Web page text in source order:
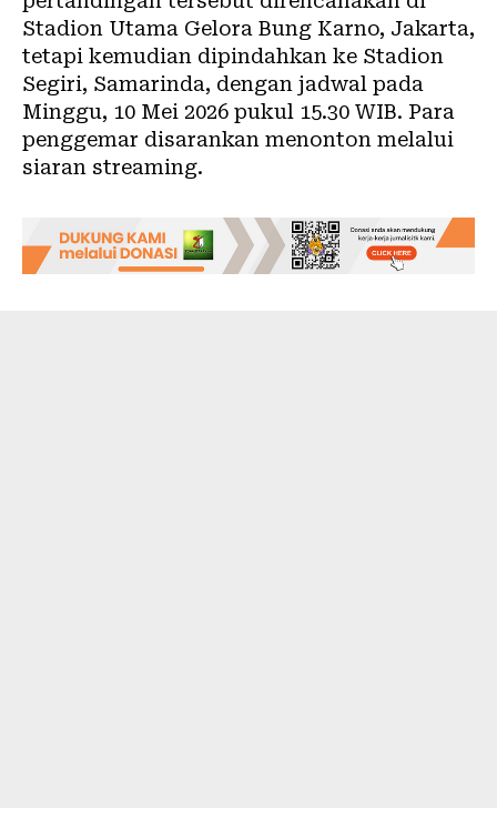
Stadion Utama Gelora Bung Karno, Jakarta,
tetapi kemudian dipindahkan ke Stadion
Segiri, Samarinda, dengan jadwal pada
Minggu, 10 Mei 2026 pukul 15.30 WIB. Para
penggemar disarankan menonton melalui
siaran streaming.